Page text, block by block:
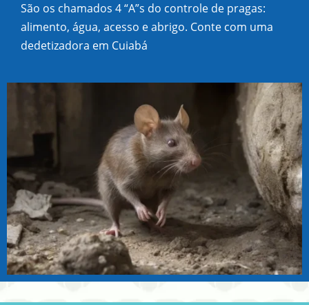
São os chamados 4 “A”s do controle de pragas:
alimento, água, acesso e abrigo. Conte com uma
dedetizadora em Cuiabá